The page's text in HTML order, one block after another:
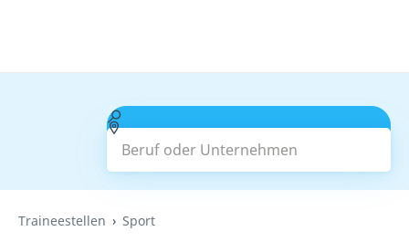
Beruf oder Unternehmen
Suchen
Traineestellen Sport